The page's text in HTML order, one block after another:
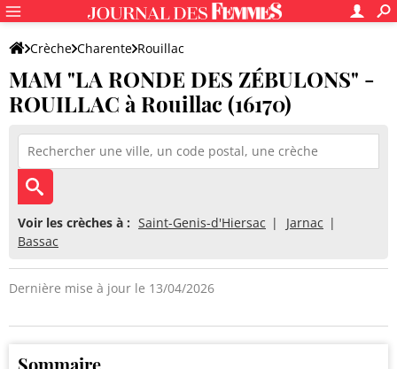
Crèche Charente Rouillac
MAM "LA RONDE DES ZÉBULONS" - ROUILLAC
MAM "LA RONDE DES ZÉBULONS" -
ROUILLAC à Rouillac (16170)
Voir les crèches à : Saint-Genis-d'Hiersac
Jarnac
Bassac
Dernière mise à jour le 13/04/2026
Sommaire